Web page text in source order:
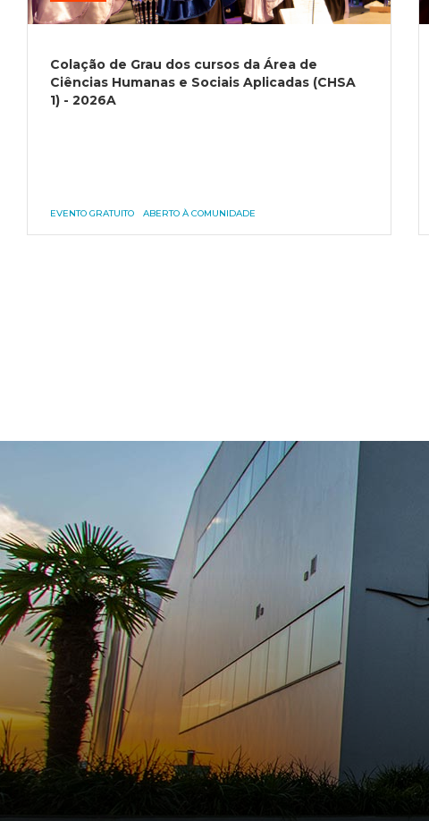
Colação de Grau dos cursos da Área de
Ciências Humanas e Sociais Aplicadas (CHSA
1) - 2026A
EVENTO GRATUITO ABERTO À COMUNIDADE